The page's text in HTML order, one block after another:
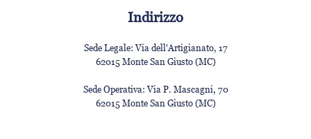
Indirizzo
Sede Legale:Via dell'Artigianato, 17
62015 Monte San Giusto (MC)
Sede Operativa:Via P. Mascagni, 70
62015 Monte San Giusto (MC)